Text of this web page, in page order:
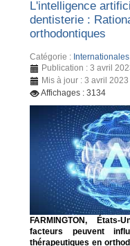
L'intelligence
dentisterie :
orthodontiques
Catégorie : Internationales
Publication : 3 avril
Mis à jour : 3 avril 2023
Affichages : 3134
FARMINGTON, États-
facteurs peuvent
thérapeutiques en